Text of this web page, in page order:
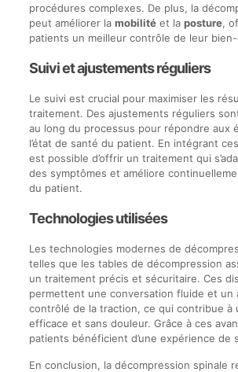
procédures complexes. De plus, la
peut améliorer la mobilitéet la posture,
patients un meilleur contrôle de leur
Suivi et ajustements réguliers
Le suivi est crucial pour maximiser les
traitement. Des ajustements réguliers
au long du processus pour répondre aux
l’état de santé du patient. En intégrant
est possible d’offrir un traitement qui
des symptômes et améliore
du patient.
Technologies utilisées
Les technologies modernes de
telles que les tables de décompression
un traitement précis et sécuritaire. Ces
permettent une conversation fluide et un
contrôlé de la traction, ce qui contribue à
efficace et sans douleur. Grâce à ces
patients bénéficient d’une expérience de
En conclusion, la décompression spinale